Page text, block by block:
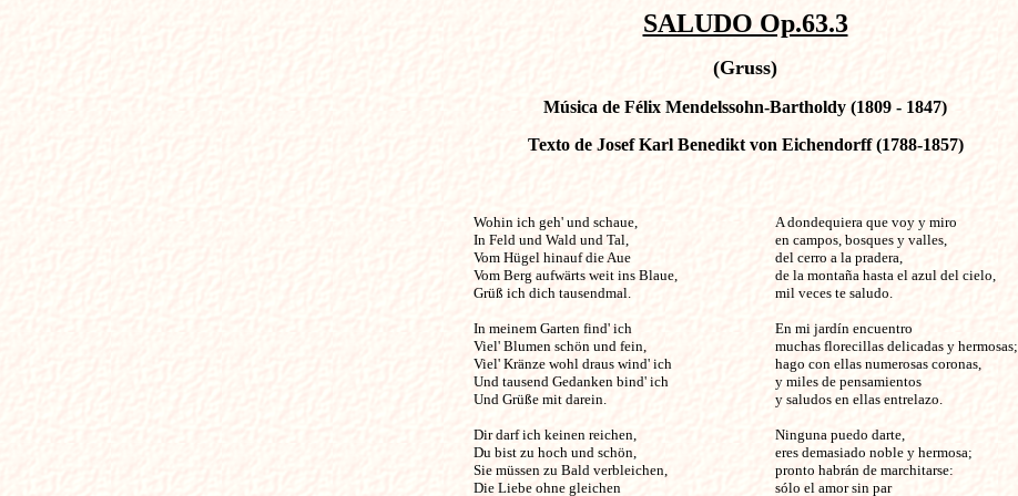
SALUDO Op.63.3
(Gruss)
Música de Félix Mendelssohn-Bartholdy (1809 - 1847)
Texto de Josef Karl Benedikt von Eichendorff (1788-1857)
Wohin ich geh' und schaue,
In Feld und Wald und Tal,
Vom Hügel hinauf die Aue
Vom Berg aufwärts weit ins Blaue,
Grüß ich dich tausendmal.
In meinem Garten find' ich
Viel' Blumen schön und fein,
Viel' Kränze wohl draus wind' ich
Und tausend Gedanken bind' ich
Und Grüße mit darein.
Dir darf ich keinen reichen,
Du bist zu hoch und schön,
Sie müssen zu Bald verbleichen,
Die Liebe ohne gleichen
A dondequiera que voy y miro
en campos, bosques y valles,
del cerro a la pradera,
de la montaña hasta el azul del cielo,
mil veces te saludo.
En mi jardín encuentro
muchas florecillas delicadas y hermosas;
hago con ellas numerosas coronas,
y miles de pensamientos
y saludos en ellas entrelazo.
Ninguna puedo darte,
eres demasiado noble y hermosa;
pronto habrán de marchitarse:
sólo el amor sin par